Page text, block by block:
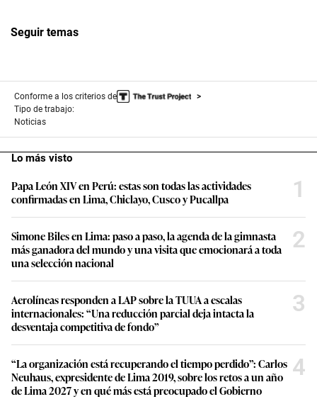
Seguir temas
Conforme a los criterios de
Tipo de trabajo:
Noticias
Lo más visto
Papa León XIV en Perú: estas son todas las actividades
confirmadas en Lima, Chiclayo, Cusco y Pucallpa
1
Simone Biles en Lima: paso a paso, la agenda de la gimnasta
más ganadora del mundo y una visita que emocionará a toda
una selección nacional
2
Aerolíneas responden a LAP sobre la TUUA a escalas
internacionales: “Una reducción parcial deja intacta la
desventaja competitiva de fondo”
3
“La organización está recuperando el tiempo perdido”: Carlos
Neuhaus, expresidente de Lima 2019, sobre los retos a un año
de Lima 2027 y en qué más está preocupado el Gobierno
4